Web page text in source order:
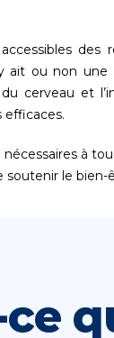
accessibles
ait ou non
cerveau et
efficaces.
à
le
ce